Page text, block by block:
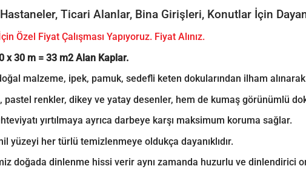
Ticari Alanlar, Bina Girişleri, Konutlar İçin
Özel Fiyat Çalışması Yapıyoruz. Fiyat Alınız.
x 30 m = 33 m2 Alan Kaplar.
malzeme, ipek, pamuk, sedefli keten dokularından ilham
pastel renkler, dikey ve yatay desenler, hem de kumaş görünümlü
yırtılmaya ayrıca darbeye karşı maksimum koruma sağlar.
yüzeyi her türlü temizlenmeye oldukça dayanıklıdır.
doğada dinlenme hissi verir aynı zamanda huzurlu ve dinlendirici